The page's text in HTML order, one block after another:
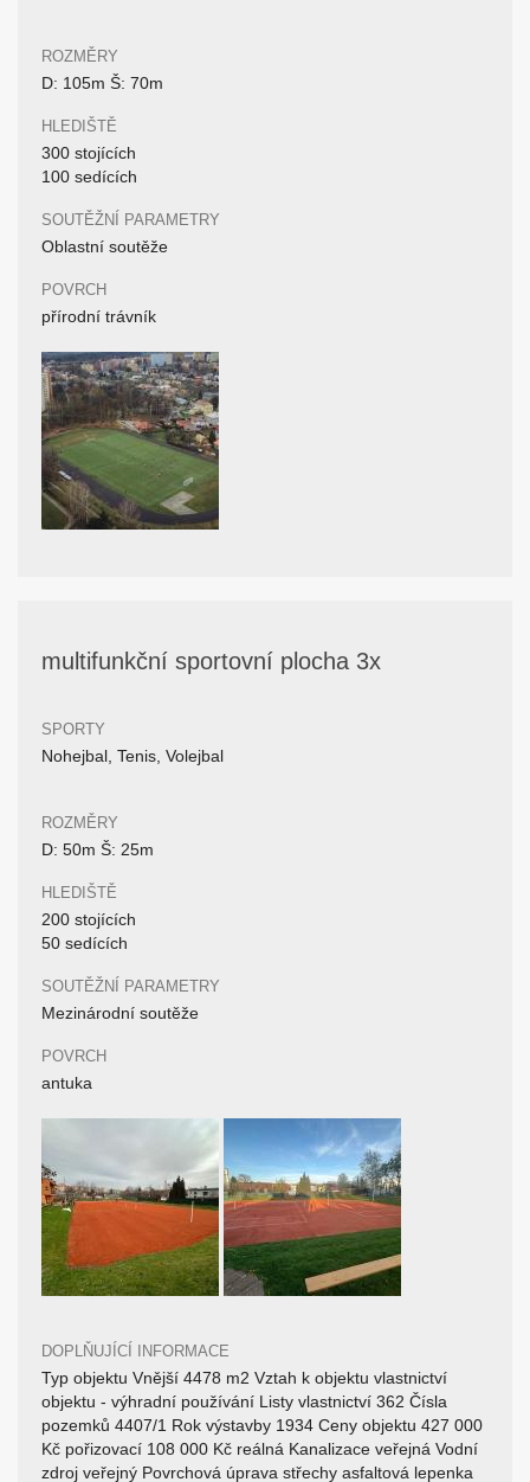
ROZMĚRY
D: 105m Š: 70m
HLEDIŠTĚ
300 stojících
100 sedících
SOUTĚŽNÍ PARAMETRY
Oblastní soutěže
POVRCH
přírodní trávník
multifunkční sportovní plocha 3x
SPORTY
Nohejbal, Tenis, Volejbal
ROZMĚRY
D: 50m Š: 25m
HLEDIŠTĚ
200 stojících
50 sedících
SOUTĚŽNÍ PARAMETRY
Mezinárodní soutěže
POVRCH
antuka
DOPLŇUJÍCÍ INFORMACE
Typ objektu Vnější 4478 m2 Vztah k objektu vlastnictví
objektu - výhradní používání Listy vlastnictví 362 Čísla
pozemků 4407/1 Rok výstavby 1934 Ceny objektu 427 000
Kč pořizovací 108 000 Kč reálná Kanalizace veřejná Vodní
zdroj veřejný Povrchová úprava střechy asfaltová lepenka